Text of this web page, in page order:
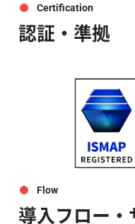
Certification
認証・準拠
Flow
導入フロー